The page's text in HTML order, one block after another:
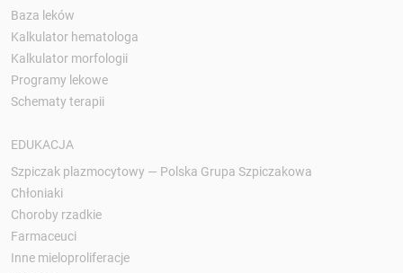
Baza leków
Kalkulator hematologa
Kalkulator morfologii
Programy lekowe
Schematy terapii
EDUKACJA
Szpiczak plazmocytowy — Polska Grupa Szpiczakowa
Chłoniaki
Choroby rzadkie
Farmaceuci
Inne mieloproliferacje